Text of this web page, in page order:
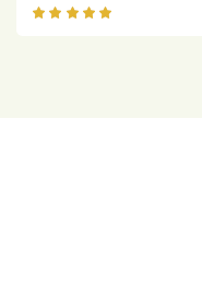
chuťovka z grilu